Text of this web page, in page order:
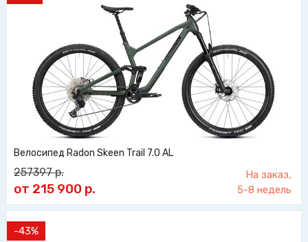
Велосипед Radon Skeen Trail 7.0 AL
257397р.
от 215 900 р.
На заказ,
5-8 недель
-43%